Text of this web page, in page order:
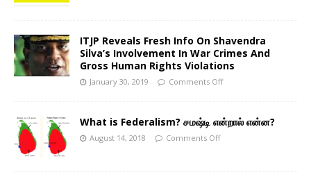
ITJP Reveals Fresh Info On Shavendra
Silva’s Involvement In War Crimes And
Gross Human Rights Violations
January 30, 2019 Comments Off
What is Federalism? சமஷ்டி என்றால் என்ன?
August 14, 2018 Comments Off